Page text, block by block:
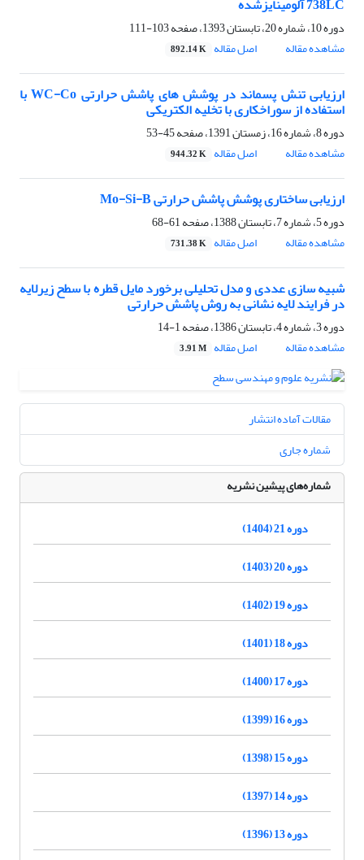
738LC آلومینایزشده
دوره 10، شماره 20، تابستان 1393، صفحه
103-111
مشاهده مقاله
اصل مقاله 892.14 K
ارزیابی تنش پسماند در پوشش های پاشش حرارتی WC-Co با
استفاده از سوراخکاری با تخلیه الکتریکی
دوره 8، شماره 16، زمستان 1391، صفحه
45-53
مشاهده مقاله
اصل مقاله 944.32 K
ارزیابی ساختاری پوشش پاشش حرارتی Mo-Si-B
دوره 5، شماره 7، تابستان 1388، صفحه
61-68
مشاهده مقاله
اصل مقاله 731.38 K
شبیه سازی عددی و مدل تحلیلی برخورد مایل قطره با سطح زیرلایه
در فرایند لایه نشانی به روش پاشش حرارتی
دوره 3، شماره 4، تابستان 1386، صفحه
1-14
مشاهده مقاله
اصل مقاله 3.91 M
مقالات آماده انتشار
شماره جاری
شماره‌های پیشین نشریه
دوره 21 (1404)
دوره 20 (1403)
دوره 19 (1402)
دوره 18 (1401)
دوره 17 (1400)
دوره 16 (1399)
دوره 15 (1398)
دوره 14 (1397)
دوره 13 (1396)